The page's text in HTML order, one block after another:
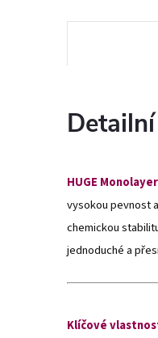
HUGE
vysokou pevnost
chemickou
jednoduché a
Klíčové